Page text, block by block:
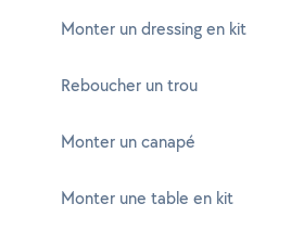
Monter un dressing en kit
Reboucher un trou
Monter un canapé
Monter une table en kit